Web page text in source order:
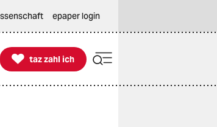
epaper login

taz zahl ich
taz zahl ich